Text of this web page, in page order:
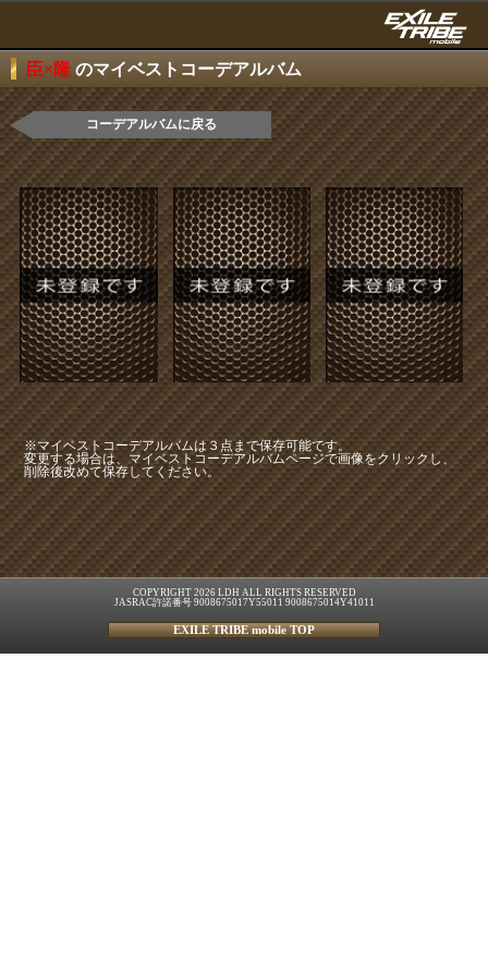
臣×隆 のマイベストコーデアルバム
コーデアルバムに戻る
※マイベストコーデアルバムは３点まで保存可能です。
変更する場合は、マイベストコーデアルバムページで画像をクリックし、
削除後改めて保存してください。
COPYRIGHT 2026 LDH ALL RIGHTS RESERVED
JASRAC許諾番号 9008675017Y55011 9008675014Y41011
EXILE TRIBE mobile TOP